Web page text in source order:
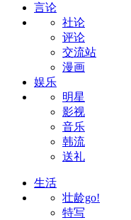
言论
社论
评论
交流站
漫画
娱乐
明星
影视
音乐
韩流
送礼
生活
壮龄go!
特写